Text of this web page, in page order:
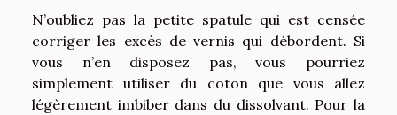
N’oubliez pas la petite spatule qui est censée
corriger les excès de vernis qui débordent. Si
vous n’en disposez pas, vous pourriez
simplement utiliser du coton que vous allez
légèrement imbiber dans du dissolvant. Pour la